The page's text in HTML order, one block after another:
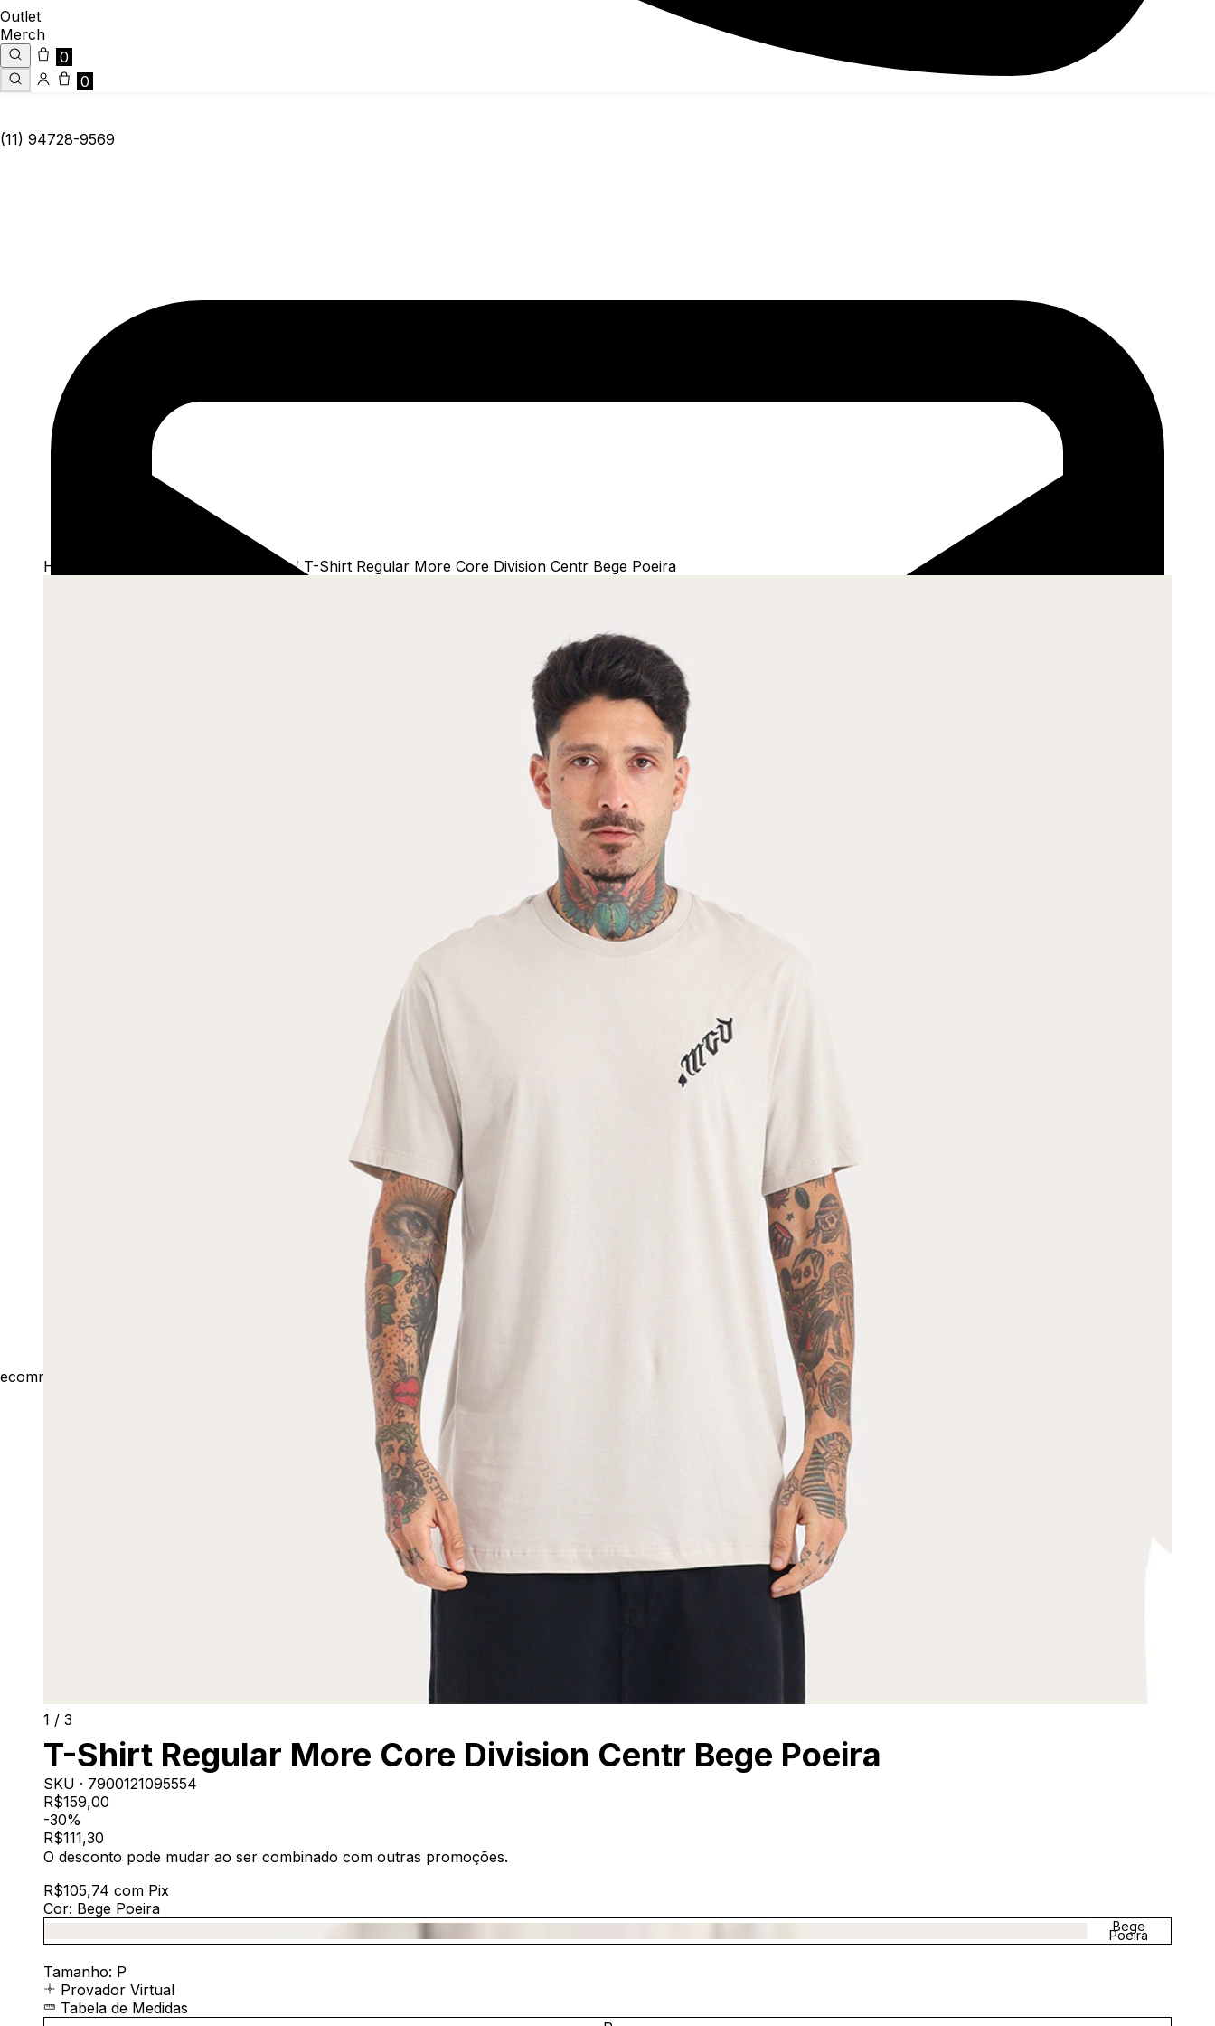
(11) 94728-9569
ecommerce@outsideco.com.br
Outlet
Merch
0
0
Home T-Shirts / T-Shirt Regular More Core Division Centr Bege Poeira
1 / 3
T-Shirt Regular More Core Division Centr Bege Poeira
SKU · 7900121095554
R$159,00
-30%
R$111,30
O desconto pode mudar ao ser combinado com outras promoções.
R$105,74 com Pix
Cor: Bege Poeira
Bege
Poeira
Tamanho: P
Provador Virtual
Tabela de Medidas